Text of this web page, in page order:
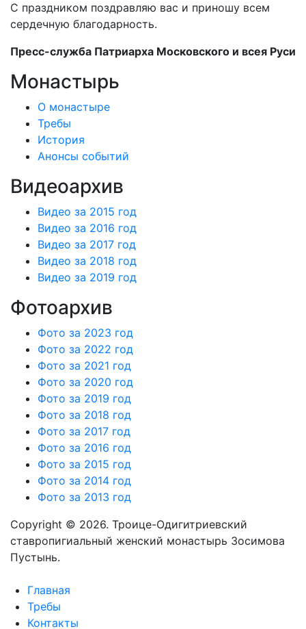
С праздником поздравляю вас и приношу всем
сердечную благодарность.
Пресс-служба Патриарха Московского и всея Руси
Монастырь
О монастыре
Требы
История
Анонсы событий
Видеоархив
Видео за 2015 год
Видео за 2016 год
Видео за 2017 год
Видео за 2018 год
Видео за 2019 год
Фотоархив
Фото за 2023 год
Фото за 2022 год
Фото за 2021 год
Фото за 2020 год
Фото за 2019 год
Фото за 2018 год
Фото за 2017 год
Фото за 2016 год
Фото за 2015 год
Фото за 2014 год
Фото за 2013 год
Copyright © 2026. Троице-Одигитриевский
ставропигиальный женский монастырь Зосимова
Пустынь.
Главная
Требы
Контакты